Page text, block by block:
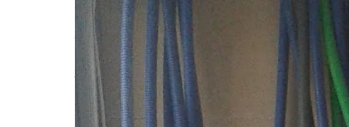
Description de l'annonce
Bonjour pour tout intervention sur l'installation
remplacement
#electricien